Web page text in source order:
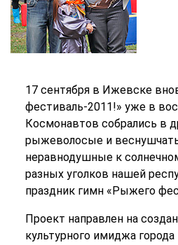
17 сентября в Ижевске
фестиваль-2011!» уже в
Космонавтов собрались в
рыжеволосые и
неравнодушные к
разных уголков нашей
праздник гимн «Рыжего
Проект направлен на
культурного имиджа